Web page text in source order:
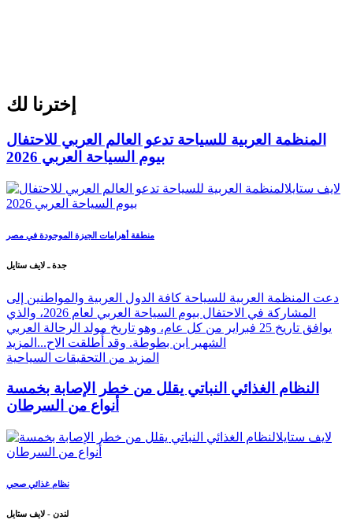
إخترنا لك
المنظمة العربية للسياحة تدعو العالم العربي للاحتفال
بيوم السياحة العربي 2026
منطقة أهرامات الجيزة الموجودة في مصر
جدة ـ لايف ستايل
دعت المنظمة العربية للسياحة كافة الدول العربية والمواطنين إلى
المشاركة في الاحتفال بيوم السياحة العربي لعام 2026، والذي
يوافق تاريخ 25 فبراير من كل عام، وهو تاريخ مولد الرحالة العربي
الشهير ابن بطوطة. وقد أُطلقت الاح... المزيد
المزيد من التحقيقات السياحية
النظام الغذائي النباتي يقلل من خطر الإصابة بخمسة
أنواع من السرطان
نظام غذائي صحي
لندن - لايف ستايل